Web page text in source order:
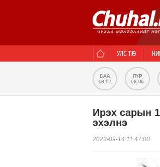
УЛС ТӨР
БАА
08.07
ПҮР
08.06
Ирэх сарын
эхэлнэ
2023-09-14 11:47:00